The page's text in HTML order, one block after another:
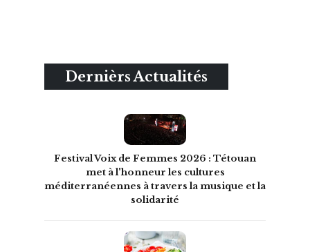
Dernièrs Actualités
Festival Voix de Femmes 2026 : Tétouan
met à l'honneur les cultures
méditerranéennes à travers la musique et la
solidarité